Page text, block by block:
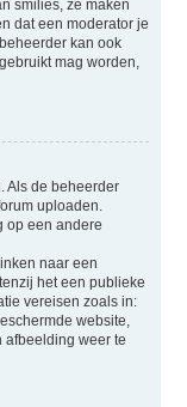
smilies, ze maken
dat een moderator je
kan ook
mag worden,
Als de beheerder
uploaden.
op een andere
naar een
het een publieke
vereisen zoals in:
website,
afbeelding weer te